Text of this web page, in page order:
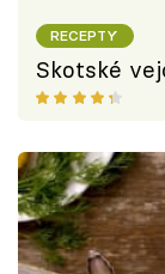
RECEPTY
Skotské